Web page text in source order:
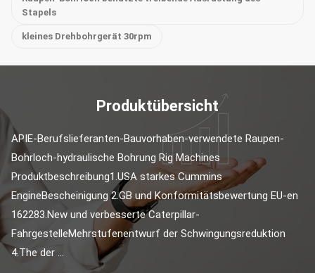
Stapels
kleines Drehbohrgerät 30rpm
Produktübersicht
APIE-Berufslieferanten-Bauvorhaben-verwendete Raupen-
Bohrloch-hydraulische Bohrung Rig Machines
Produktbeschreibung1.USA starkes Cummins
EngineBescheinigung 2.GB und Konformitätsbewertung EU-en
162283.New und verbesserte Caterpillar-
FahrgestelleMehrstufenentwurf der Schwingungsreduktion
4.The der ...